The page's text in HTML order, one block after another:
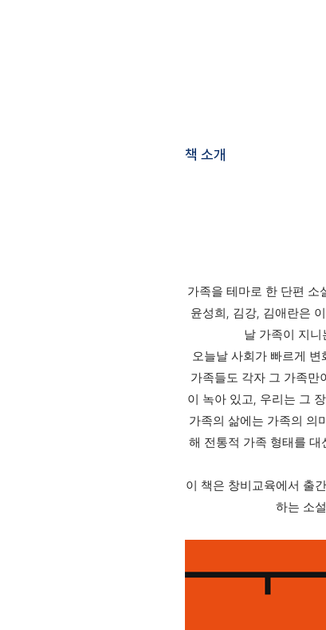
책 소개
가족을 테마로 한 단편 소
윤성희 김강, 김애란은
날 가족이 지니
오늘날 사회가 빠르게
가족들도 각자 그 가족만
이 녹아 있고
우리는 그
가족의 삶에는 가족의 의
해 전통적 가족 형태를
이 책은 창비교육에서 출
하는 소설